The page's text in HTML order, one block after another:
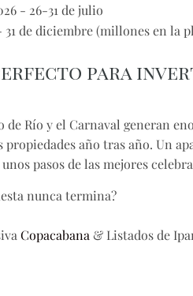
- 26-31 de julio
31 de diciembre (millones en la
para
de Río y el Carnaval generan
propiedades año tras año. Un
pasos de las mejores
nunca termina?
Copacabana & Listados de